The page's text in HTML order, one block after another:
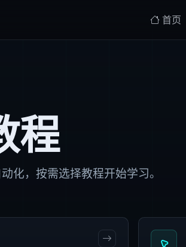
首页
程
化，按需选择教程开始学习。